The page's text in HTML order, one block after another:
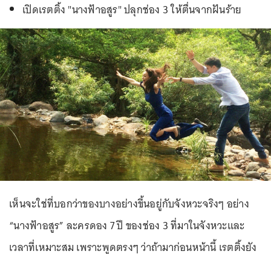
เปิดเรตติ้ง "นางฟ้าอสูร" ปลุกช่อง 3 ให้ตื่นจากฝันร้าย
เห็นจะใช่ที่บอกว่าของบางอย่างขึ้นอยู่กับจังหวะจริงๆ อย่าง
“นางฟ้าอสูร” ละครดอง 7 ปี ของช่อง 3 ที่มาในจังหวะและ
เวลาที่เหมาะสม เพราะพูดตรงๆ ว่าถ้ามาก่อนหน้านี้ เรตติ้งยัง